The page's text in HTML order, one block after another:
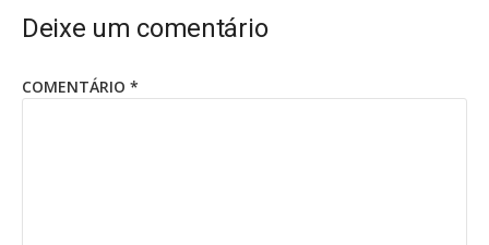
Deixe um comentário
COMENTÁRIO *